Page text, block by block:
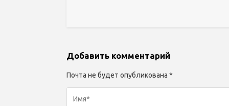
Добавить комментарий
Почта не будет опубликована *